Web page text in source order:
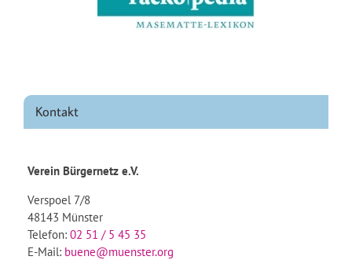
Kontakt
Verein Bürgernetz e.V.
Verspoel 7/8
48143 Münster
Telefon: 02 51 / 5 45 35
E-Mail: buene@muenster.org